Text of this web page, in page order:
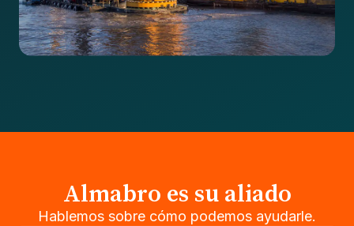
Almabro es su aliado
Hablemos sobre cómo podemos ayudarle.